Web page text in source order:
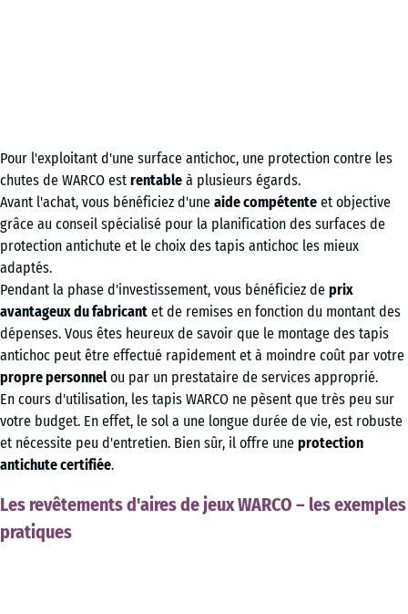
Pour l'exploitant d'une surface antichoc, une protection contre les
chutes de WARCO est rentable à plusieurs égards.
Avant l'achat, vous bénéficiez d'une aide compétente et objective
grâce au conseil spécialisé pour la planification des surfaces de
protection antichute et le choix des tapis antichoc les mieux
adaptés.
Pendant la phase d'investissement, vous bénéficiez de prix
avantageux du fabricant et de remises en fonction du montant des
dépenses. Vous êtes heureux de savoir que le montage des tapis
antichoc peut être effectué rapidement et à moindre coût par votre
propre personnelou par un prestataire de services approprié.
En cours d'utilisation, les tapis WARCO ne pèsent que très peu sur
votre budget. En effet, le sol a une longue durée de vie, est robuste
et nécessite peu d'entretien. Bien sûr, il offre une protection
antichute certifiée.
Les revêtements d'aires de jeux WARCO – les exemples
pratiques